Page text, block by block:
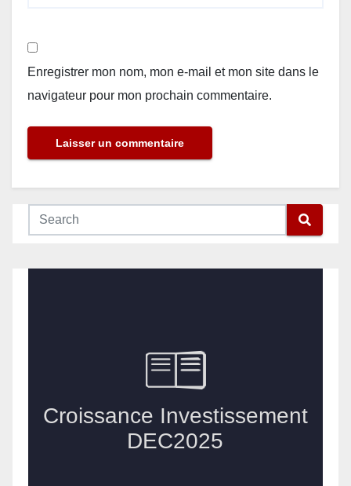
Enregistrer mon nom, mon e-mail et mon site dans le
navigateur pour mon prochain commentaire.